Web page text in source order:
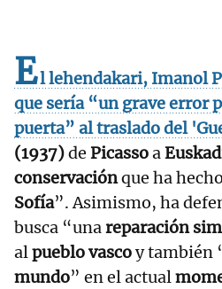
El lehendakari, Imanol
que sería “un grave error
puerta” al traslado del
(1937)de Picassoa
conservaciónque ha
Sofía”. Asimismo, ha
busca “unareparación
alpueblo vascoy también
mundo” en el actual